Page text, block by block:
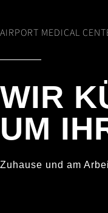
AIRPORT MEDICAL
WIR
UM
Zuhause und am